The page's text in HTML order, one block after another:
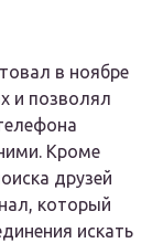
в ноябре
и позволял
Кроме
друзей
который
искать